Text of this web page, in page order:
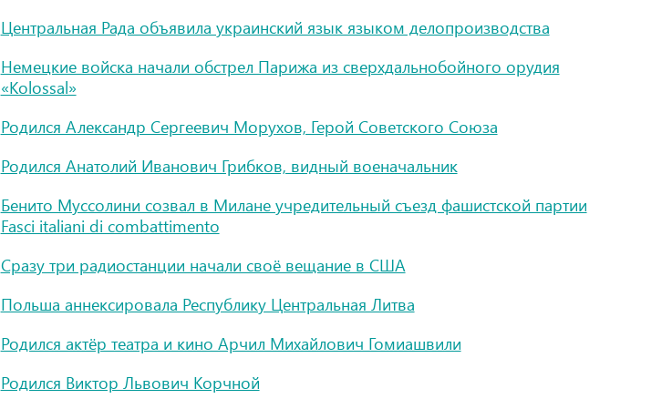
Центральная Рада объявила украинский язык языком делопроизводства
Немецкие войска начали обстрел Парижа из сверхдальнобойного орудия
«Kolossal»
Родился Александр Сергеевич Морухов, Герой Советского Союза
Родился Анатолий Иванович Грибков, видный военачальник
Бенито Муссолини созвал в Милане учредительный съезд фашистской партии
Fasci italiani di combattimento
Сразу три радиостанции начали своё вещание в США
Польша аннексировала Республику Центральная Литва
Родился актёр театра и кино Арчил Михайлович Гомиашвили
Родился Виктор Львович Корчной